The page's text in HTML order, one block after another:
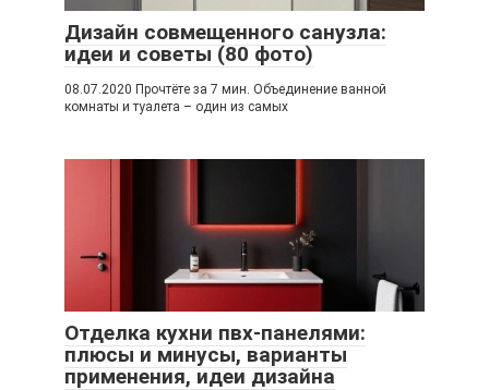
Дизайн совмещенного санузла:
идеи и советы (80 фото)
08.07.2020 Прочтёте за 7 мин. Объединение ванной
комнаты и туалета – один из самых
Отделка кухни пвх-панелями:
плюсы и минусы, варианты
применения, идеи дизайна